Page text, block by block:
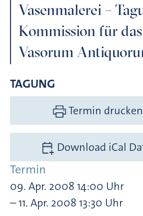
Vasenmalerei –
Kommission für
Vasorum
TAGUNG
Termin drucken
Download iCal
Termin
09. Apr. 2008 14:00 Uhr
– 11. Apr. 2008 13:30 Uhr